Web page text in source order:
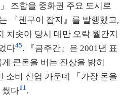
조합을 중화권 주요 도시로
『첸구이 잡지』를 발행했고,
치솟아 당시 대만 오락 월간지
다45. 『금주간』은 2001년 표
큰돈을 버는 진상을 밝히
소비 산업 가운데 「가장 돈을
썼다11.